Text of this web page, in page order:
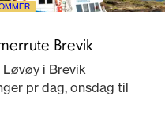
Brevik
i Brevik
pr dag, onsdag til